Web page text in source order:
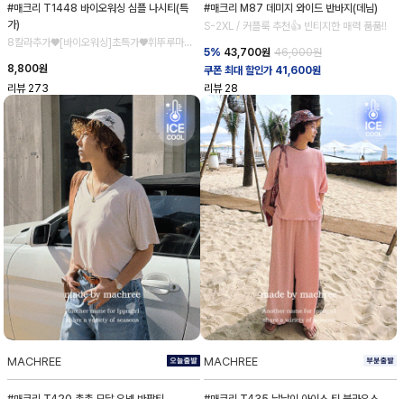
#매크리 T1448 바이오워싱 심플 나시티(특
가)
8칼라추가♥[바이오워싱]초특가♥휘뚜루마뚜
8,800원
리뷰 273
#매크리 M87 데미지 와이드 반바지(데님)
S-2XL / 커플룩 추천👍 빈티지한 매력 품품!!
5% 43,700원 46,000원
쿠폰 최대 할인가 41,600원
리뷰 28
MACHREE MACHREE